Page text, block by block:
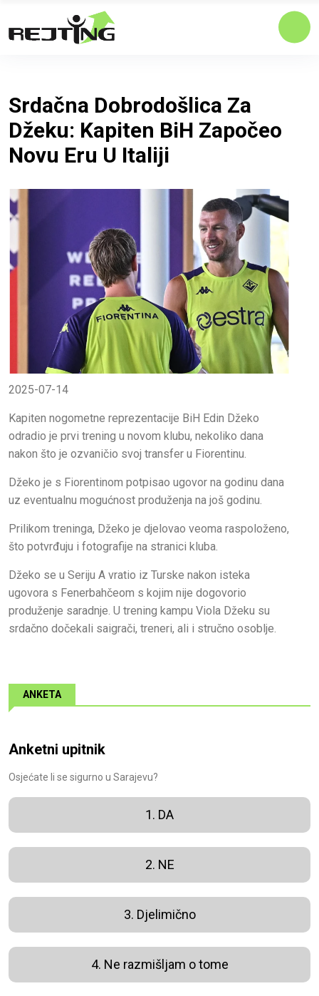
Srdačna Dobrodošlica Za
Džeku: Kapiten BiH Započeo
Novu Eru U Italiji
2025-07-14
Kapiten nogometne reprezentacije BiH Edin Džeko
odradio je prvi trening u novom klubu, nekoliko dana
nakon što je ozvaničio svoj transfer u Fiorentinu.
Džeko je s Fiorentinom potpisao ugovor na godinu dana
uz eventualnu mogućnost produženja na još godinu.
Prilikom treninga, Džeko je djelovao veoma raspoloženo,
što potvrđuju i fotografije na stranici kluba.
Džeko se u Seriju A vratio iz Turske nakon isteka
ugovora s Fenerbahčeom s kojim nije dogovorio
produženje saradnje. U trening kampu Viola Džeku su
srdačno dočekali saigrači, treneri, ali i stručno osoblje.
ANKETA
Anketni upitnik
Osjećate li se sigurno u Sarajevu?
1. DA
2. NE
3. Djelimično
4. Ne razmišljam o tome